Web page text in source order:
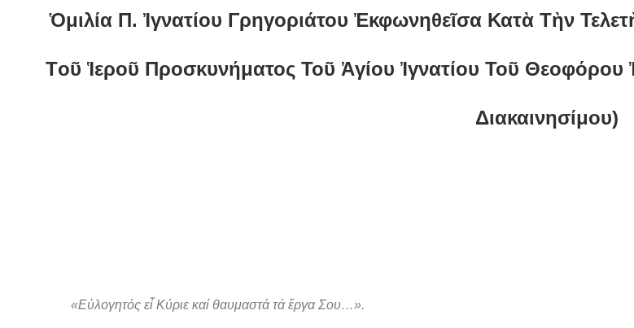
Ὁμιλία Π. Ἰγνατίου Γρηγοριάτου Ἐκφωνηθεῖσα Κατὰ Τὴν
Τoῦ Ἱεροῦ Προσκυνήματος Τοῦ Ἁγίου Ἰγνατίου Τοῦ
Διακαινησίμου)
«Εὐλογητός εἶ Κύριε καί θαυμαστά τά ἔργα Σου…».